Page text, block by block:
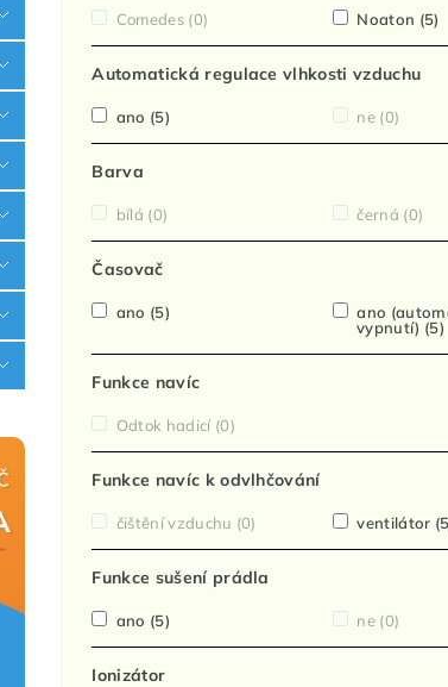
Comedes (0) Noaton (5)
Automatická regulace vlhkosti vzduchu
ano (5) ne (0)
Barva
bílá (0) černá (0)
Časovač
ano (5)
ano
vypnutí) (5)
Funkce navíc
Odtok hadicí (0)
Funkce navíc k odvlhčování
čištění vzduchu (0) ventilátor
Funkce sušení prádla
ano (5) ne (0)
Ionizátor